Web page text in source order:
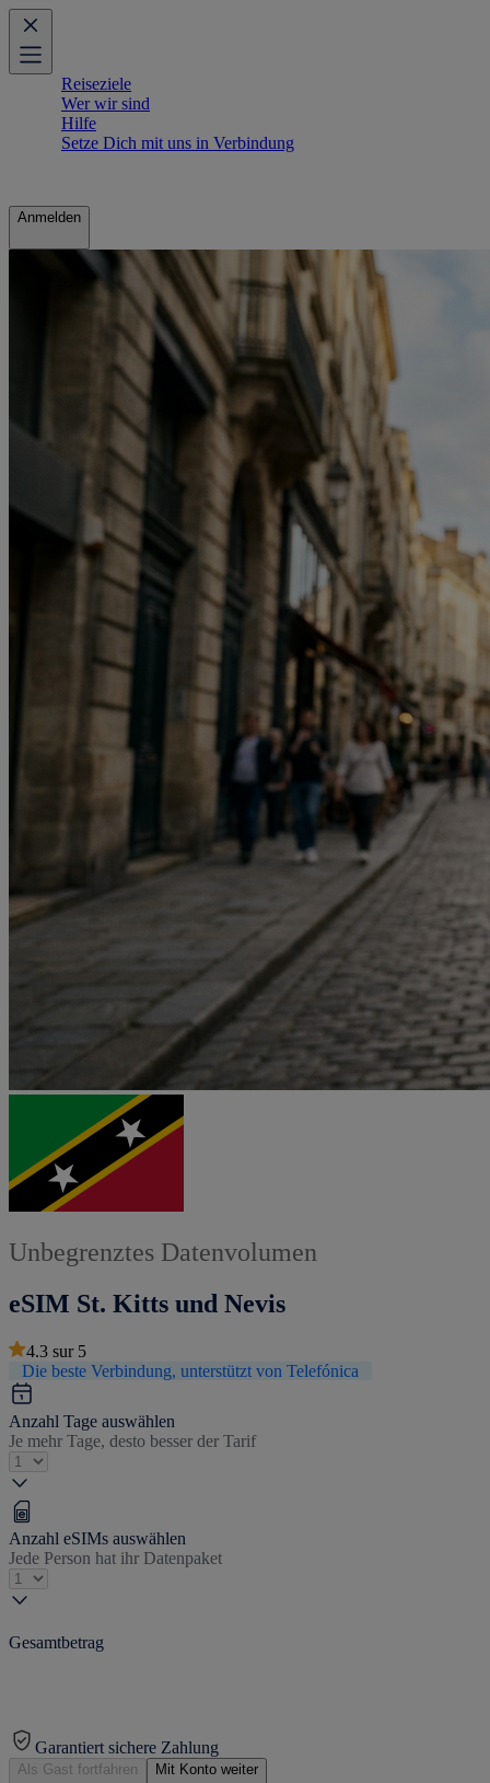
Reiseziele
Wer wir sind
Hilfe
Setze Dich mit uns in Verbindung
Anmelden
Unbegrenztes Datenvolumen
eSIM St. Kitts und Nevis
4.3 sur 5
Die beste Verbindung, unterstützt von Telefónica
Anzahl Tage auswählen
Je mehr Tage, desto besser der Tarif
Anzahl eSIMs auswählen
Jede Person hat ihr Datenpaket
Gesamtbetrag
Garantiert sichere Zahlung
Als Gast fortfahren Mit Konto weiter